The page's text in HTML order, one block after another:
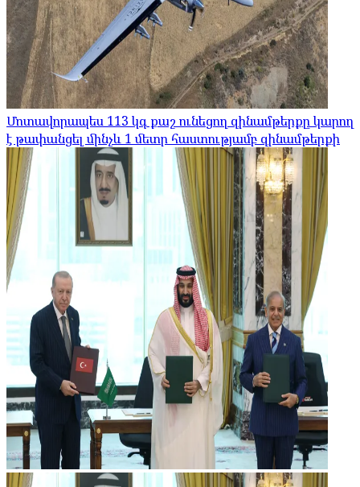
Մոտավորապես 113 կգ քաշ ունեցող զինամթերքը կարող
է թափանցել մինչև 1 մետր հաստությամբ զինամթերքի